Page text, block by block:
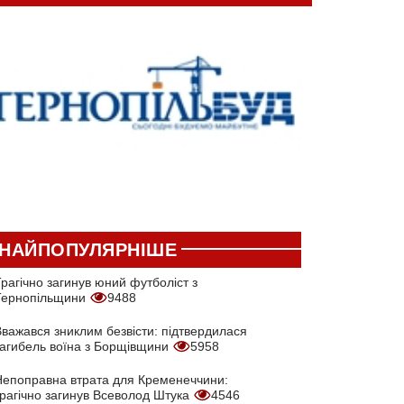
загинув юний футболіст з
9488
зниклим безвісти: підтвердилася
воїна з Борщівщини
5958
втрата для Кременеччини:
загинув Всеволод Штука
4546